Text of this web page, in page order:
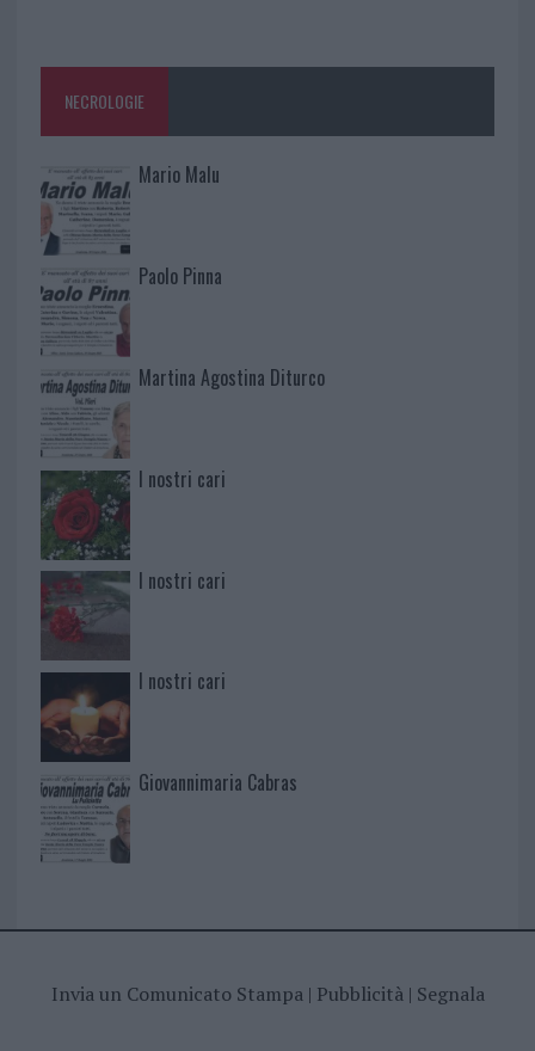
NECROLOGIE
Mario Malu
Paolo Pinna
Martina Agostina Diturco
I nostri cari
I nostri cari
I nostri cari
Giovannimaria Cabras
Invia un Comunicato Stampa| Pubblicità| Segnala